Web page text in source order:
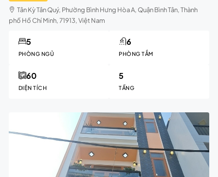
Tân Kỳ Tân Quý, Phường Bình Hưng Hòa A, Quận Bình Tân, Thành
phố Hồ Chí Minh, 71913, Việt Nam
PHÒNG NGỦ
5
PHÒNG TẮM
6
DIỆN TÍCH
60
TẦNG
5